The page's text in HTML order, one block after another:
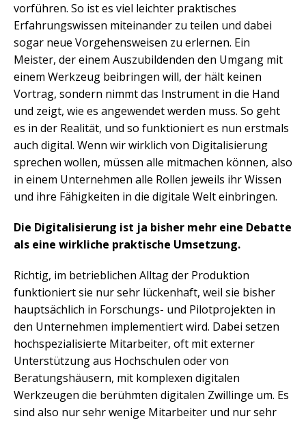
vorführen. So ist es viel leichter praktisches
Erfahrungswissen miteinander zu teilen und dabei
sogar neue Vorgehensweisen zu erlernen. Ein
Meister, der einem Auszubildenden den Umgang mit
einem Werkzeug beibringen will, der hält keinen
Vortrag, sondern nimmt das Instrument in die Hand
und zeigt, wie es angewendet werden muss. So geht
es in der Realität, und so funktioniert es nun erstmals
auch digital. Wenn wir wirklich von Digitalisierung
sprechen wollen, müssen alle mitmachen können, also
in einem Unternehmen alle Rollen jeweils ihr Wissen
und ihre Fähigkeiten in die digitale Welt einbringen.
Die Digitalisierung ist ja bisher mehr eine Debatte
als eine wirkliche praktische Umsetzung.
Richtig, im betrieblichen Alltag der Produktion
funktioniert sie nur sehr lückenhaft, weil sie bisher
hauptsächlich in Forschungs- und Pilotprojekten in
den Unternehmen implementiert wird. Dabei setzen
hochspezialisierte Mitarbeiter, oft mit externer
Unterstützung aus Hochschulen oder von
Beratungshäusern, mit komplexen digitalen
Werkzeugen die berühmten digitalen Zwillinge um. Es
sind also nur sehr wenige Mitarbeiter und nur sehr